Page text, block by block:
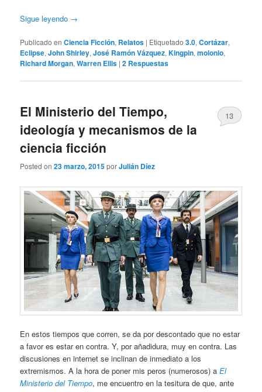
Sigue leyendo →
Publicado en Ciencia Ficción, Relatos | Etiquetado 3.0,Cortázar,
Eclipse,John Shirley,José Ramón Vázquez,Kingpin,molonio,
Richard Morgan,Warren Ellis |2 Respuestas
El Ministerio del Tiempo,
ideología y mecanismos de la
ciencia ficción
Posted on23 marzo, 2015porJulián Díez
13
En estos tiempos que corren, se da por descontado que no estar
a favor es estar en contra. Y, por añadidura, muy en contra. Las
discusiones en internet se inclinan de inmediato a los
extremismos. A la hora de poner mis peros (numerosos) aEl
Ministerio del Tiempo, me encuentro en la tesitura de que, ante